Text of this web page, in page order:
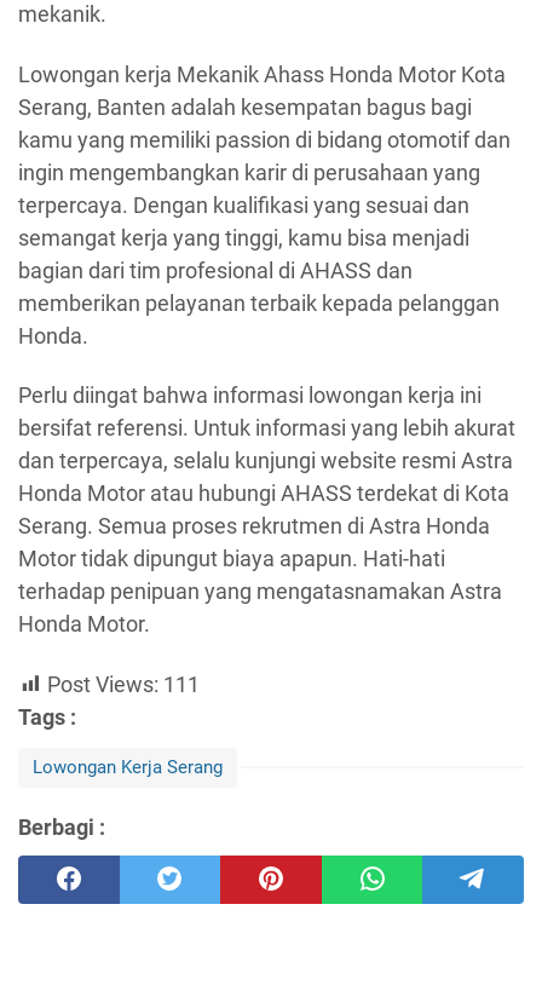
mekanik.
Lowongan kerja Mekanik Ahass Honda Motor Kota
Serang, Banten adalah kesempatan bagus bagi
kamu yang memiliki passion di bidang otomotif dan
ingin mengembangkan karir di perusahaan yang
terpercaya. Dengan kualifikasi yang sesuai dan
semangat kerja yang tinggi, kamu bisa menjadi
bagian dari tim profesional di AHASS dan
memberikan pelayanan terbaik kepada pelanggan
Honda.
Perlu diingat bahwa informasi lowongan kerja ini
bersifat referensi. Untuk informasi yang lebih akurat
dan terpercaya, selalu kunjungi website resmi Astra
Honda Motor atau hubungi AHASS terdekat di Kota
Serang. Semua proses rekrutmen di Astra Honda
Motor tidak dipungut biaya apapun. Hati-hati
terhadap penipuan yang mengatasnamakan Astra
Honda Motor.
Post Views: 111
Tags :
Lowongan Kerja Serang
Berbagi :